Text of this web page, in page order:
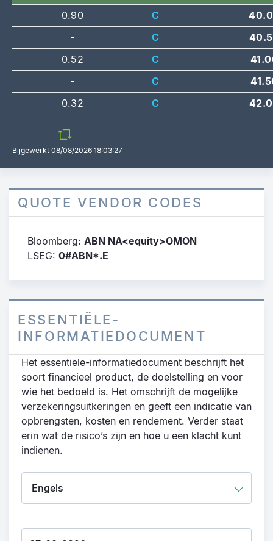
0.90
C
-
C
0.52
C
-
C
0.32
C
Bijgewerkt 08/08/2026 18:03:27
QUOTE VENDOR CODES
Bloomberg: ABN NA<equity>OMON
LSEG: 0#ABN*.E
ESSENTIËLE-
INFORMATIEDOCUMENT
Het essentiële-informatiedocument beschrijft het
soort financieel product, de doelstelling en voor
wie het bedoeld is. Het omschrijft de mogelijke
verzekeringsuitkeringen en geeft een indicatie van
opbrengsten, kosten en rendement. Verder staat
erin wat de risico’s zijn en hoe u een klacht kunt
indienen.